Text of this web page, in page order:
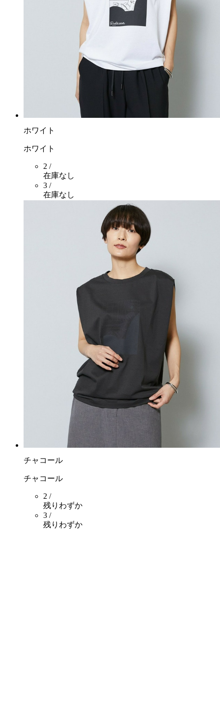
ホワイト
ホワイト
2 /
在庫なし
3 /
在庫なし
チャコール
チャコール
2 /
残りわずか
3 /
残りわずか